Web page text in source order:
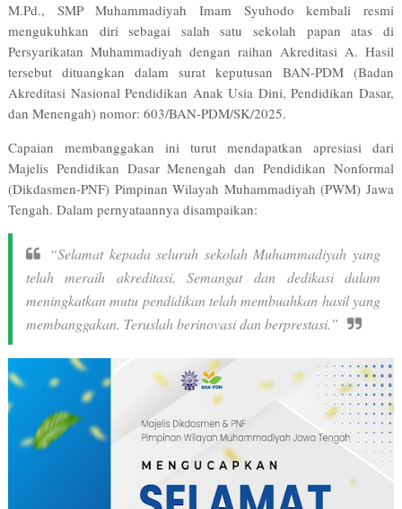
M.Pd., SMP Muhammadiyah Imam Syuhodo kembali resmi
mengukuhkan diri sebagai salah satu sekolah papan atas di
Persyarikatan Muhammadiyah dengan raihan Akreditasi A. Hasil
tersebut dituangkan dalam surat keputusan BAN-PDM (Badan
Akreditasi Nasional Pendidikan Anak Usia Dini, Pendidikan Dasar,
dan Menengah) nomor: 603/BAN-PDM/SK/2025.
Capaian membanggakan ini turut mendapatkan apresiasi dari
Majelis Pendidikan Dasar Menengah dan Pendidikan Nonformal
(Dikdasmen-PNF) Pimpinan Wilayah Muhammadiyah (PWM) Jawa
Tengah. Dalam pernyataannya disampaikan:
“Selamat kepada seluruh sekolah Muhammadiyah yang
telah meraih akreditasi. Semangat dan dedikasi dalam
meningkatkan mutu pendidikan telah membuahkan hasil yang
membanggakan. Teruslah berinovasi dan berprestasi.”